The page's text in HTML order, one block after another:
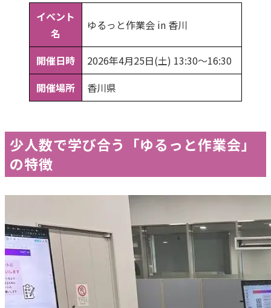
イベント
名
ゆるっと作業会 in 香川
開催日時
2026年4月25日(土) 13:30〜16:30
開催場所
香川県
少人数で学び合う「ゆるっと作業会」
の特徴